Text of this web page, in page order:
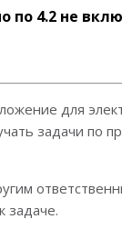
по 4.2 не
для
задачи по
задаче.